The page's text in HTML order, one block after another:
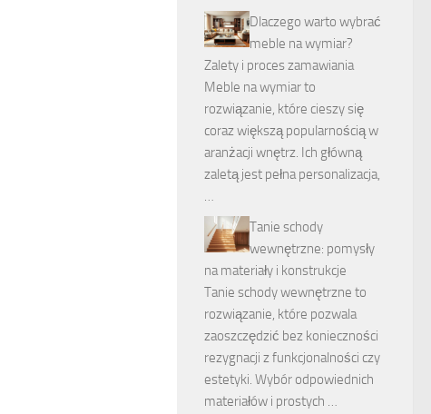
Dlaczego warto wybrać
meble na wymiar?
Zalety i proces zamawiania
Meble na wymiar to
rozwiązanie, które cieszy się
coraz większą popularnością w
aranżacji wnętrz. Ich główną
zaletą jest pełna personalizacja,
…
Tanie schody
wewnętrzne: pomysły
na materiały i konstrukcje
Tanie schody wewnętrzne to
rozwiązanie, które pozwala
zaoszczędzić bez konieczności
rezygnacji z funkcjonalności czy
estetyki. Wybór odpowiednich
materiałów i prostych …